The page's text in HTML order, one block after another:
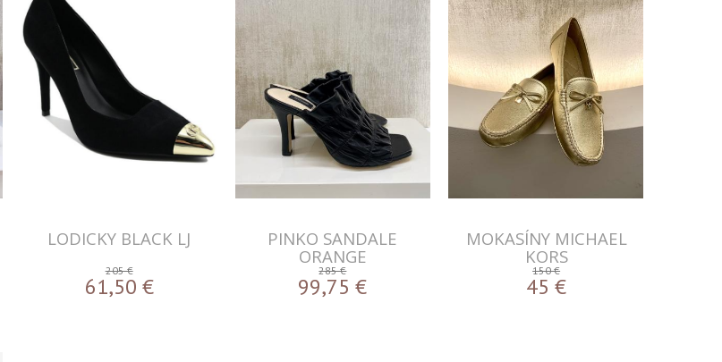
LODICKY BLACK LJ
205 €
61,50 €
PINKO SANDALE
ORANGE
285 €
99,75 €
MOKASÍNY MICHAEL
KORS
150 €
45 €